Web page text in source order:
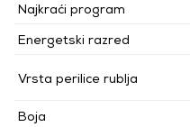
Najkraći program
Energetski razred
Vrsta perilice rublja
Boja